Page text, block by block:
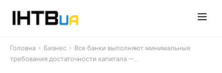
Головна › Бизнес › Все банки выполняют минимальные
требования достаточности капитала —…